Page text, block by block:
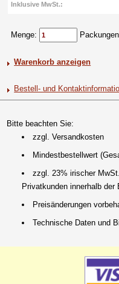
Inklusive MwSt.:
Menge:
Warenkorb anzeigen
Bestell- und
Bitte beachten Sie:
zzgl. Versandkosten
Mindestbestellwert
zzgl. 23% irischer
Privatkunden innerhalb der
Preisänderungen
Technische Daten und